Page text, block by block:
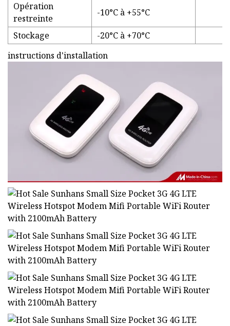
Opération
restreinte
-10°C à +55°C
Stockage
-20°C à +70°C
instructions d'installation